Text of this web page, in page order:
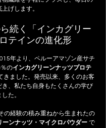
げします。
続く「インカグリー
テインの進化形
年より、ペルーアマゾン産サチ
のインカグリーンナッツプロテ
きました。発売以来、多くのお客
き、私たち自身もたくさんの学び
た。
の経験の積み重ねから生まれたの
ーンナッツ・マイクロパウダー で